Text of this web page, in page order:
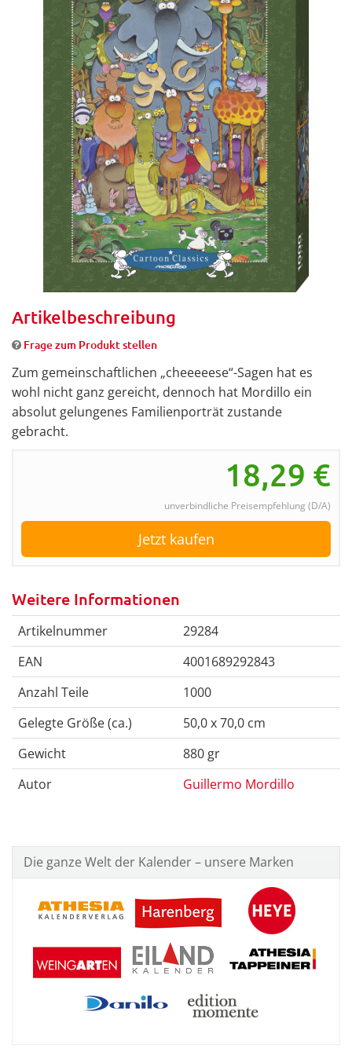
Artikelbeschreibung
Frage zum Produkt stellen
Zum gemeinschaftlichen „cheeeeese“-Sagen hat es
wohl nicht ganz gereicht, dennoch hat Mordillo ein
absolut gelungenes Familienporträt zustande
gebracht.
18,29 €
unverbindliche Preisempfehlung (D/A)
Jetzt kaufen
Weitere Informationen
Artikelnummer
29284
EAN
4001689292843
Anzahl Teile
1000
Gelegte Größe (ca.)
50,0 x 70,0 cm
Gewicht
880 gr
Autor
Guillermo Mordillo
Die ganze Welt der Kalender – unsere Marken